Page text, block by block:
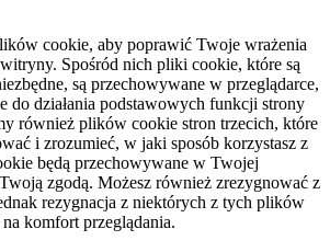
cookie, aby poprawić Twoje wrażenia
Spośród nich pliki cookie, które są
są przechowywane w przeglądarce,
do działania podstawowych funkcji strony
również plików cookie stron trzecich, które
i zrozumieć, w jaki sposób korzystasz z
będą przechowywane w Twojej
zgodą. Możesz również zrezygnować z
rezygnacja z niektórych z tych plików
komfort przeglądania.